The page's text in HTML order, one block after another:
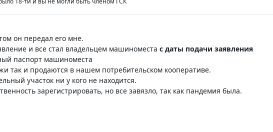
он передал его мне.
и все стал владельцем машиноместа с даты подачи заявления
паспорт машиноместа
так и продаются в нашем потребительском кооперативе.
участок ни у кого не находится.
зарегистрировать, но все завязло, так как пандемия была.